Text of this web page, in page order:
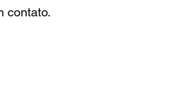
contato.